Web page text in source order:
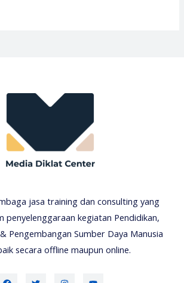
jasa training dan consulting yang
penyelenggaraan kegiatan Pendidikan,
Pengembangan Sumber Daya Manusia
secara offline maupun online.